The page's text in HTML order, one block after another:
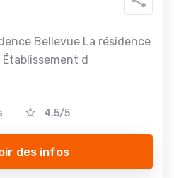
Bellevue La résidence
Établissement d
4.5/5
des infos